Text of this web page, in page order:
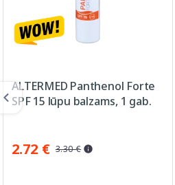
ALTERMED Panthenol Forte
SPF 15 lūpu balzams, 1 gab.
2.72 € 3.30 €